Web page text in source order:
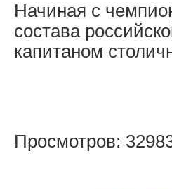
Начиная с
состава
капитаном
Просмотров: